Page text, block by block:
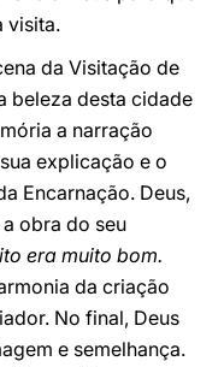
visita.
da Visitação de
beleza desta cidade
a narração
explicação e o
Encarnação. Deus,
obra do seu
era muito bom.
da criação
No final, Deus
e semelhança.